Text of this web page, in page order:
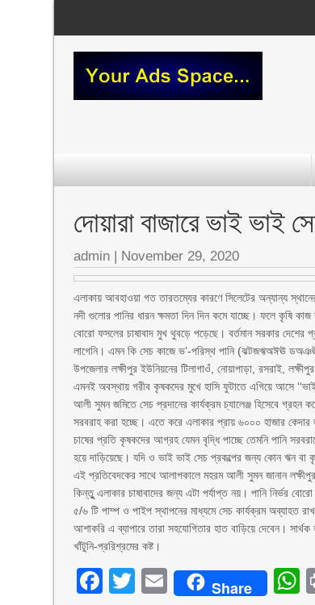
দোয়ারা বাজারে ভাই ভাই
admin | November 29, 2020
এলাকায় আবহাওয়া গত তারতম্যের কারণে সিলেটের অন্যান্য
নদী গুলোর পানির ধারন ক্ষমতা দিন দিন কমে যাচ্ছে। ফলে কৃষি
বোরো ফসলের চাষাবাদ মুখ থুবড়ে পড়েছে। বর্তমান সরকার দেশের
লাগেনি। এমন কি সেচ কাজে ভ’-পরিস্থ পানি (ঝটজঋঅঈঊ
উপজেলার লক্ষীপুর ইউনিয়নের টিলাগাওঁ, নোয়াপাড়া, রসরাই,
এমনই অবস্থায় গরীব কৃষকদের মুখে হাসি ফুটাতে এগিয়ে আসে
আলী সুমন জমিতে সেচ প্রদানের কার্যক্রম চ্যালেঞ্জ হিসেবে গ্রহন
সরবরাহ করা হচ্ছে। এতে করে এলাকার প্রায় ৬০০০ হাজার
চাষের প্রতি কৃষকদের আগ্রহ যেমন বৃদ্ধি পাচ্ছে তেমনি পানি
হয়ে দাড়িয়েছে। যদি ও ভাই ভাই সেচ প্রকল্পের জন্য কোন ঋন বা
এই প্রতিবেদকের সাথে আলাপকালে মহরম আলী সুমন জানান
কিন্তুু এলাকার চাষাবাদের জন্য এটা পর্যাপ্ত নয়। পানি নির্ভর
৫/৬ টি পাম্প ও পাইপ স্থাপনের মাধ্যমে সেচ কার্যক্রম অব্যাহত
আশাকরি এ ব্যাপারে তারা সহযোগিতার হাত বাড়িয়ে দেবেন।
খাঁটুনি-প্ররিশ্রমের কষ্ট।
Facebook
Twitter
EmailShare